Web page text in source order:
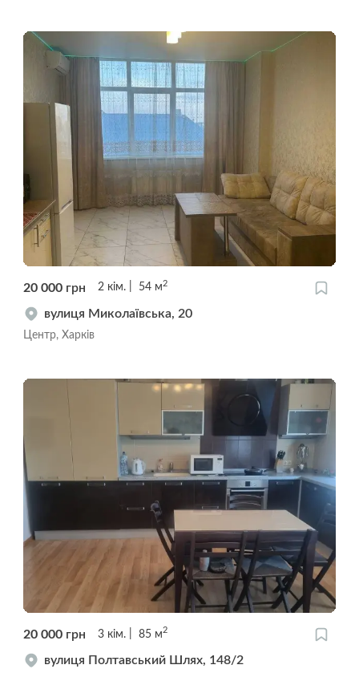
20 000 грн 2 кім. 54 м 2
вулиця Миколаївська, 20
Центр, Харків
20 000 грн 3 кім. 85 м2
вулиця Полтавський Шлях, 148/2